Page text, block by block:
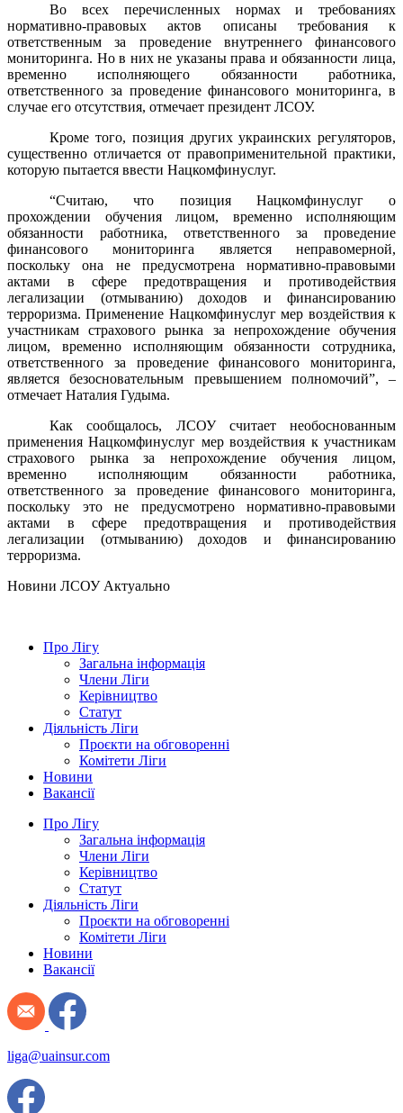
Во всех перечисленных нормах и требованиях
нормативно-правовых актов описаны требования к
ответственным за проведение внутреннего финансового
мониторинга. Но в них не указаны права и обязанности лица,
временно исполняющего обязанности работника,
ответственного за проведение финансового мониторинга, в
случае его отсутствия, отмечает президент ЛСОУ.
Кроме того, позиция других украинских регуляторов,
существенно отличается от правоприменительной практики,
которую пытается ввести Нацкомфинуслуг.
“Считаю, что позиция Нацкомфинуслуг о
прохождении обучения лицом, временно исполняющим
обязанности работника, ответственного за проведение
финансового мониторинга является неправомерной,
поскольку она не предусмотрена нормативно-правовыми
актами в сфере предотвращения и противодействия
легализации (отмыванию) доходов и финансированию
терроризма. Применение Нацкомфинуслуг мер воздействия к
участникам страхового рынка за непрохождение обучения
лицом, временно исполняющим обязанности сотрудника,
ответственного за проведение финансового мониторинга,
является безосновательным превышением полномочий”, –
отмечает Наталия Гудыма.
Как сообщалось, ЛСОУ считает необоснованным
применения Нацкомфинуслуг мер воздействия к участникам
страхового рынка за непрохождение обучения лицом,
временно исполняющим обязанности работника,
ответственного за проведение финансового мониторинга,
поскольку это не предусмотрено нормативно-правовыми
актами в сфере предотвращения и противодействия
легализации (отмыванию) доходов и финансированию
терроризма.
Hовини ЛСОУ Актуально
Про Лігу
Загальна інформація
Члени Ліги
Керівництво
Статут
Діяльність Ліги
Проєкти на обговоренні
Комітети Ліги
Новини
Вакансії
Про Лігу
Загальна інформація
Члени Ліги
Керівництво
Статут
Діяльність Ліги
Проєкти на обговоренні
Комітети Ліги
Новини
Вакансії
liga@uainsur.com